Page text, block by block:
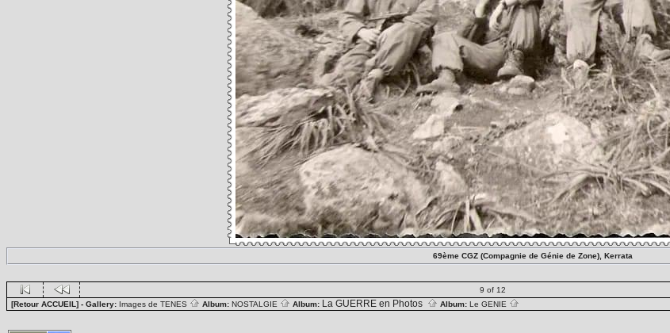
69ème CGZ (Compagnie de Génie de Zone), Kerrata
9 of 12
[Retour ACCUEIL] - Gallery: Images de TENES Album: NOSTALGIE Album: La GUERRE en Photos Album: Le GENIE